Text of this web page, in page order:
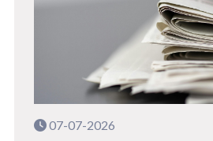
07-07-2026